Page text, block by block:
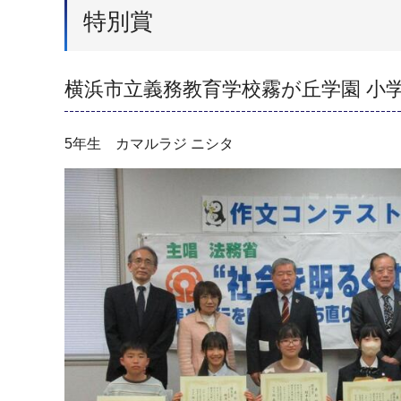
特別賞
横浜市立義務教育学校霧が丘学園 小
5年生 カマルラジ ニシタ